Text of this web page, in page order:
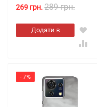
269 грн. 289 грн.
Додати в
кошик
- 7%